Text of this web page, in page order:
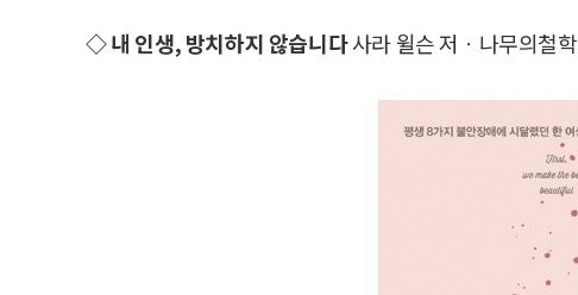
◇ 내 인생, 방치하지 않습니다사라 윌슨 저ㆍ나무의철학